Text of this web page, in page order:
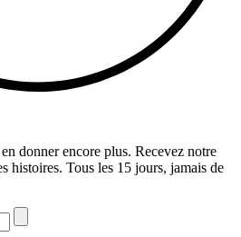
donner encore plus. Recevez notre
histoires. Tous les 15 jours, jamais de